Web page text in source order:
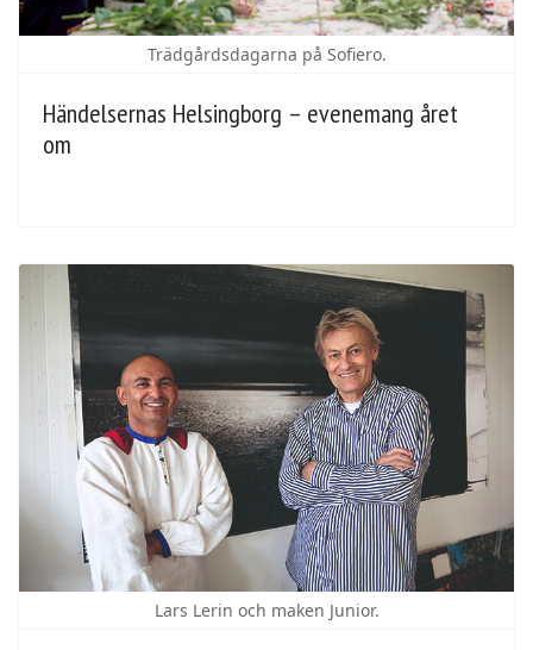
Trädgårdsdagarna på Sofiero.
Händelsernas Helsingborg – evenemang året
om
Lars Lerin och maken Junior.